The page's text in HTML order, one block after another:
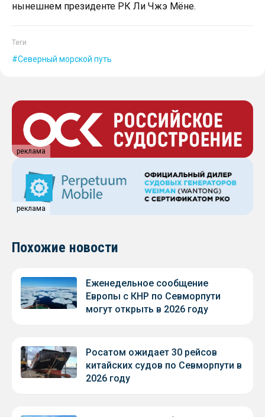
нынешнем президенте РК Ли Чжэ Мёне.
Теги
Северный морской путь
реклама
реклама
Похожие новости
Еженедельное сообщение
Европы с КНР по Севморпути
могут открыть в 2026 году
Росатом ожидает 30 рейсов
китайских судов по Севморпути в
2026 году